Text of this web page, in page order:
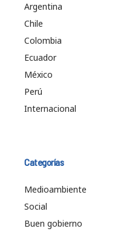
Argentina
Chile
Colombia
Ecuador
México
Perú
Internacional
Categorías
Medioambiente
Social
Buen gobierno